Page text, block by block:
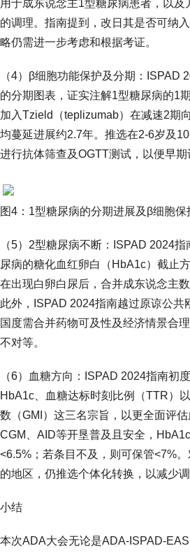
用于成东说念主1型糖尿病患者，以及
的调理。指南提到，改日其是否可纳
略仍需进一步考虑和根据考证。
（4）β细胞功能保护及分期：ISPAD
的分期图表，证实注解1型糖尿病的1
加入Tzield（teplizumab）在减速2期
均蔓延进展约2.7年。推选在2-6岁及
进行抗体筛查及OGTT测试，以便早期
图4：1型糖尿病的分期进展及β细胞保
（5）2型糖尿病不断：ISPAD 2024
尿病的糖化血红卵白（HbA1c）截止
在出现白卵白尿后，合并成东说念主
此外，ISPAD 2024指南越过原谅公共
国度需合并药物可及性及经济情景合
不对等。
（6）血糖方向：ISPAD 2024指南初
HbA1c、血糖达标时刻比例（TTR）
数（GMI）这三名宗旨，以更全面评
CGM、AID等开垦普及且安全，
<6.5%；若条目不及，则可保管<7%
的地区，仍推选个体化转换，以减少
小结
本次ADA大会无论是ADA-ISPAD-